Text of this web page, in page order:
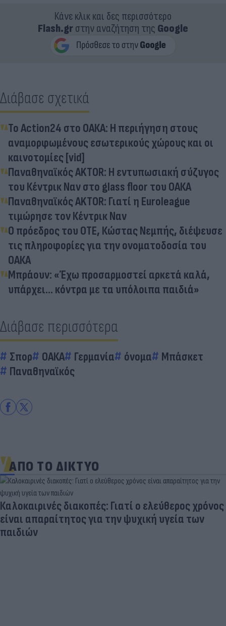
Κάνε κλικ και δες περισσότερο
Flash.grστην αναζήτηση της Google
Διάβασε σχετικά
Το Action24 στο ΟΑΚΑ: Η περιήγηση στους
αναμορφωμένους εσωτερικούς χώρους και οι
καινοτομίες [vid]
Παναθηναϊκός AKTOR: Η εντυπωσιακή σύζυγος
του Κέντρικ Ναν στο glass floor του ΟΑΚΑ
Παναθηναϊκός AKTOR: Γιατί η Euroleague
τιμώρησε τον Κέντρικ Ναν
Ο πρόεδρος του ΟΤΕ, Κώστας Νεμπής, διέψευσε
τις πληροφορίες για την ονοματοδοσία του
ΟΑΚΑ
Μπράουν: «Έχω προσαρμοστεί αρκετά καλά,
υπάρχει... κόντρα με τα υπόλοιπα παιδιά»
Διάβασε περισσότερα
Σπορ ΟΑΚΑ Γερμανία όνομα
Μπάσκετ
Παναθηναϊκός
ΑΠΟ ΤΟ ΔΙΚΤΥΟ
Καλοκαιρινές διακοπές: Γιατί ο ελεύθερος χρόνος
είναι απαραίτητος για την ψυχική υγεία των
παιδιών